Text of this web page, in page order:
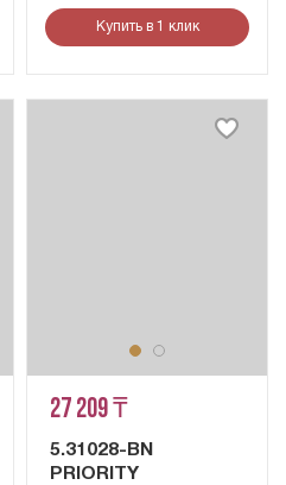
Купить в 1 клик
27 209 ₸
5.31028-BN
PRIORITY